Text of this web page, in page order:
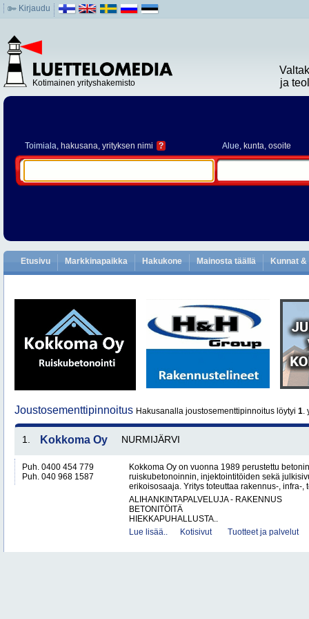
Kirjaudu
Kotimainen yrityshakemisto
ja
Toimiala, hakusana, yrityksen nimi ? Alue, kunta, osoite
Etusivu Markkinapaikka Hakukone Mainosta täällä Kunnat
Joustosementtipinnoitus Hakusanalla joustosementtipinnoitus löytyi 1.
1. Kokkoma Oy NURMIJÄRVI
Puh. 0400 454 779
Puh. 040 968 1587
Kokkoma Oy on vuonna 1989 perustettu
ruiskubetonoinnin, injektointitöiden sekä
erikoisosaaja. Yritys toteuttaa rakennus-, infra-,
ALIHANKINTAPALVELUJA - RAKENNUS
BETONITÖITÄ
HIEKKAPUHALLUSTA..
Lue lisää..
Kotisivut Tuotteet ja palvelut